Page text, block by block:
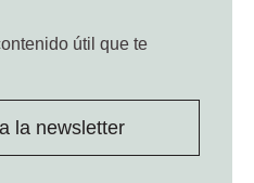
útil que te
la newsletter